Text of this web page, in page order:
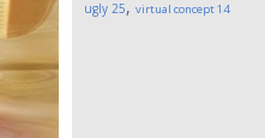
ugly 25, virtual concept14